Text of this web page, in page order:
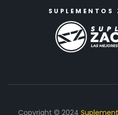
SUPLEMENTOS
Copyright © 2024